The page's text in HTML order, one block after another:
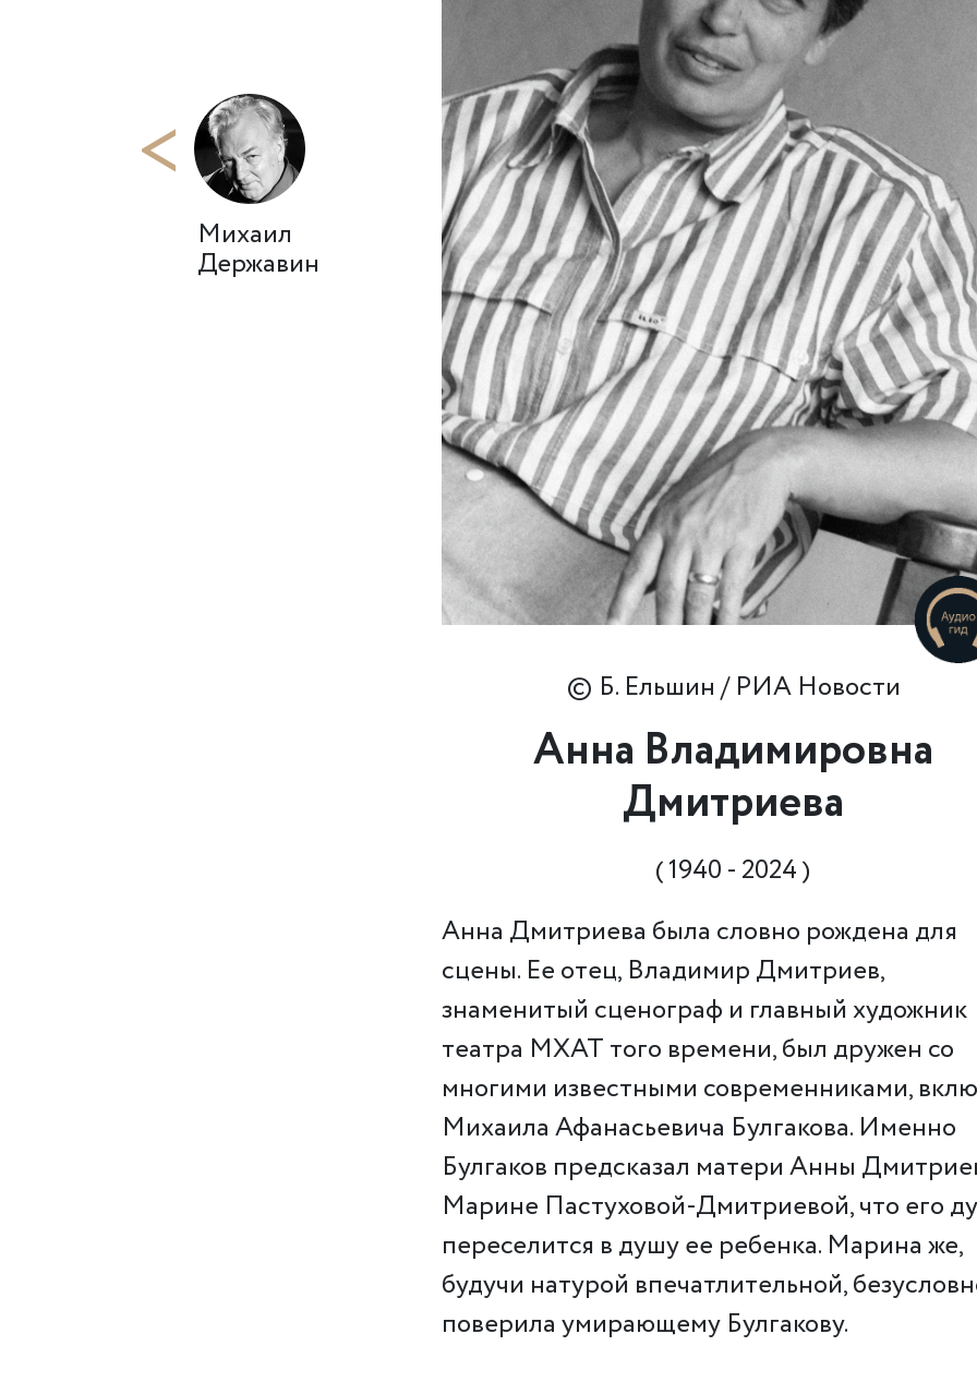
<
Михаил
Державин
© Б. Ельшин / РИА Новости
Анна Владимировна
Дмитриева
( 1940 - 2024 )
Анна Дмитриева была словно рождена для
сцены. Ее отец, Владимир Дмитриев,
знаменитый сценограф и главный художник
театра МХАТ того времени, был дружен со
многими известными современниками,
Михаила Афанасьевича Булгакова. Именно
Булгаков предсказал матери Анны
Марине Пастуховой-Дмитриевой, что его
переселится в душу ее ребенка. Марина же,
будучи натурой впечатлительной,
поверила умирающему Булгакову.